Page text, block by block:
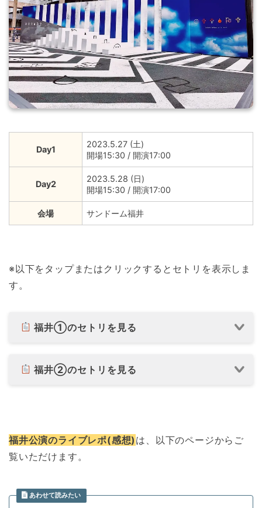
Day1
2023.5.27 (土)
開場15:30 / 開演17:00
Day2
2023.5.28 (日)
開場15:30 / 開演17:00
会場 サンドーム福井
※以下をタップまたはクリックするとセトリを表示しま
す。
福井①のセトリを見る
福井②のセトリを見る
福井公演のライブレポ(感想) は、以下のページからご
覧いただけます。